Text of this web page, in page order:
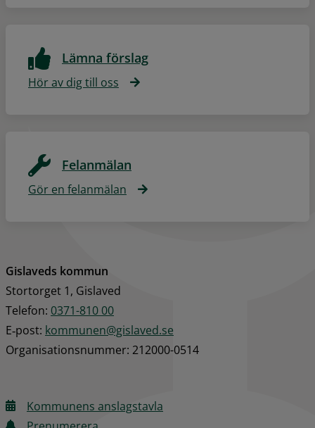
Lämna förslag
Hör av dig till oss
Felanmälan
Gör en felanmälan
Gislaveds kommun
Stortorget 1, Gislaved
Telefon: 0371-810 00
E‑post: kommunen@gislaved.se
Organisationsnummer: 212000-0514
Kommunens anslagstavla